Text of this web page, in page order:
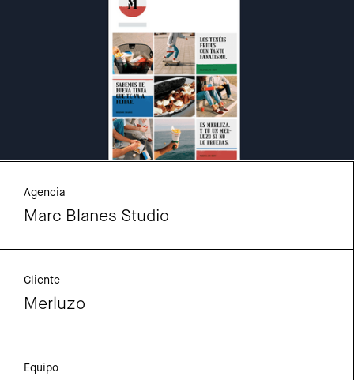
Agencia
Marc Blanes Studio
Cliente
Merluzo
Equipo